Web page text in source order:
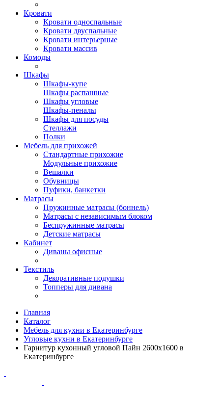
Кровати
Кровати односпальные
Кровати двуспальные
Кровати интерьерные
Кровати массив
Комоды
Шкафы
Шкафы-купе
Шкафы распашные
Шкафы угловые
Шкафы-пеналы
Шкафы для посуды
Стеллажи
Полки
Мебель для прихожей
Стандартные прихожие
Модульные прихожие
Вешалки
Обувницы
Пуфики, банкетки
Матрасы
Пружинные матрасы (боннель)
Матрасы с независимым блоком
Беспружинные матрасы
Детские матрасы
Кабинет
Диваны офисные
Текстиль
Декоративные подушки
Топперы для дивана
Главная
Каталог
Мебель для кухни в Екатеринбурге
Угловые кухни в Екатеринбурге
Гарнитур кухонный угловой Пайн 2600х1600 в
Екатеринбурге